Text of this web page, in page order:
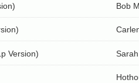
Bob
Version)